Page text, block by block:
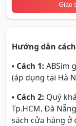
Giao
Hướng dẫn
▪ Cách 1: ABSim
(áp dụng tại Hà
▪ Cách 2: Quý
Tp.HCM, Đà
sách cửa hàng ở